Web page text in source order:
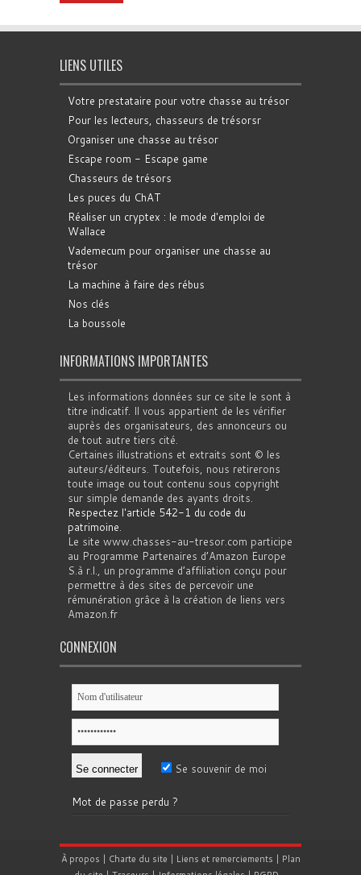
LIENS UTILES
Votre prestataire pour votre chasse au trésor
Pour les lecteurs, chasseurs de trésorsr
Organiser une chasse au trésor
Escape room - Escape game
Chasseurs de trésors
Les puces du ChAT
Réaliser un cryptex : le mode d'emploi de
Wallace
Vademecum pour organiser une chasse au
trésor
La machine à faire des rébus
Nos clés
La boussole
INFORMATIONS IMPORTANTES
Les informations données sur ce site le sont à
titre indicatif. Il vous appartient de les vérifier
auprès des organisateurs, des annonceurs ou
de tout autre tiers cité.
Certaines illustrations et extraits sont © les
auteurs/éditeurs. Toutefois, nous retirerons
toute image ou tout contenu sous copyright
sur simple demande des ayants droits.
Respectez l'article 542-1 du code du
patrimoine.
Le site www.chasses-au-tresor.com participe
au Programme Partenaires d’Amazon Europe
S.à r.l., un programme d’affiliation conçu pour
permettre à des sites de percevoir une
rémunération grâce à la création de liens vers
Amazon.fr
CONNEXION
Se souvenir de moi
Mot de passe perdu ?
À propos | Charte du site | Liens et remerciements | Plan